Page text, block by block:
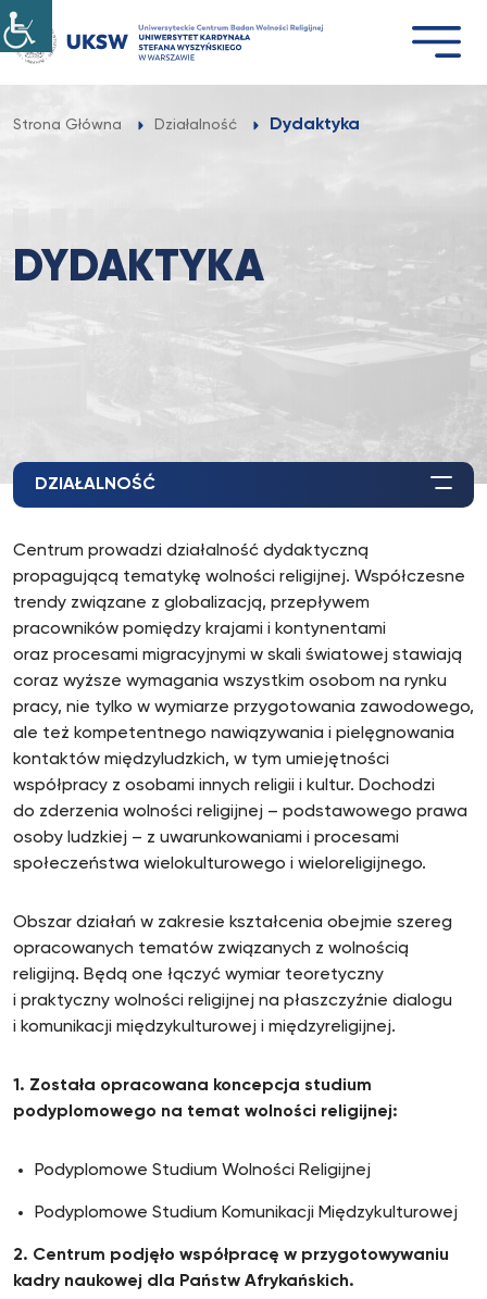
Przejdź
do
treści
Strona Główna Działalność Dydaktyka
DYDAKTYKA
DZIAŁALNOŚĆ
Centrum prowadzi działalność dydaktyczną
propagującą tematykę wolności religijnej. Współczesne
trendy związane z globalizacją, przepływem
pracowników pomiędzy krajami i kontynentami
oraz procesami migracyjnymi w skali światowej stawiają
coraz wyższe wymagania wszystkim osobom na rynku
pracy, nie tylko w wymiarze przygotowania zawodowego,
ale też kompetentnego nawiązywania i pielęgnowania
kontaktów międzyludzkich, w tym umiejętności
współpracy z osobami innych religii i kultur. Dochodzi
do zderzenia wolności religijnej – podstawowego prawa
osoby ludzkiej – z uwarunkowaniami i procesami
społeczeństwa wielokulturowego i wieloreligijnego.
Obszar działań w zakresie kształcenia obejmie szereg
opracowanych tematów związanych z wolnością
religijną. Będą one łączyć wymiar teoretyczny
i praktyczny wolności religijnej na płaszczyźnie dialogu
i komunikacji międzykulturowej i międzyreligijnej.
1. Została opracowana koncepcja studium
podyplomowego na temat wolności religijnej:
Podyplomowe Studium Wolności Religijnej
Podyplomowe Studium Komunikacji Międzykulturowej
2. Centrum podjęło współpracę w przygotowywaniu
kadry naukowej dla Państw Afrykańskich.